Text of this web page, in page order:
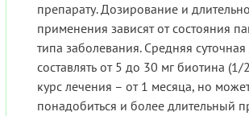
препарату. Дозирование и
применения зависят от состояния
типа заболевания. Средняя
составлять от 5 до 30 мг биотина (1/
курс лечения – от 1 месяца, но
понадобиться и более длительный